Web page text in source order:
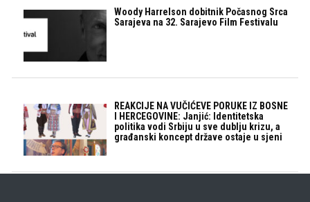
Woody Harrelson dobitnik Počasnog Srca
Sarajeva na 32. Sarajevo Film Festivalu
REAKCIJE NA VUČIĆEVE PORUKE IZ BOSNE
I HERCEGOVINE: Janjić: Identitetska
politika vodi Srbiju u sve dublju krizu, a
građanski koncept države ostaje u sjeni